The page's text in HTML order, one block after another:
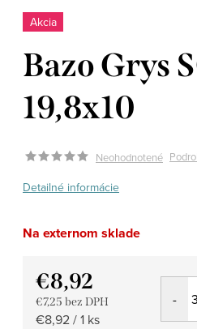
Akcia
Bazo Grys
19,8x10
Neohodnotené
Detailné informácie
Na externom sklade
€8,92
€7,25 bez DPH
Jednotková
€8,92 / 1 ks